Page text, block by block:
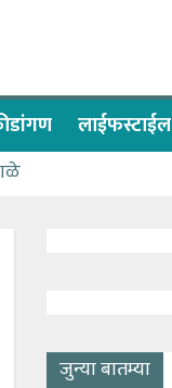
लाईफस्टाईल
जुन्या बातम्या